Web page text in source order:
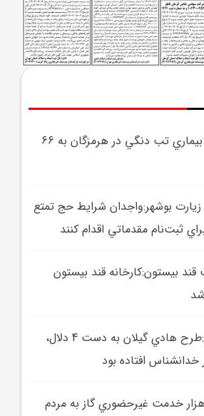
آمار مبتلايان به بيماري تب دنگي در هرمزگان به 66
بوشهر:واجدان شرايط حج تمتع
بيستون:کارخانه قند بيستون
بازرس کل گيلان:طرح هادي گيلان به دست 4 دلال،
خدانشناس افتاده بود
ارائه بيش از 10 هزار خدمت غيرحضوري گاز به مردم